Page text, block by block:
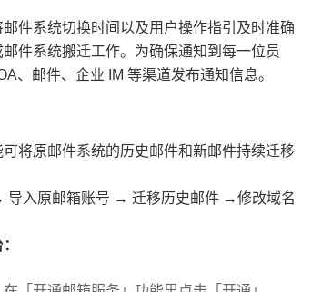
件系统切换时间以及用户操作指引及时准确
件系统搬迁工作。为确保通知到每一位员
、邮件、企业 IM 等渠道发布通知信息。
将原邮件系统的历史邮件和新邮件持续迁移
导入原邮箱账号 → 迁移历史邮件 →修改域名